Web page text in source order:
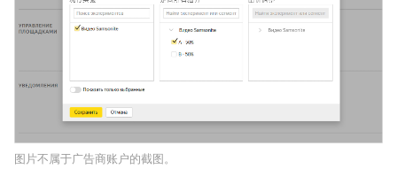
图片不属于广告商账户的截图。